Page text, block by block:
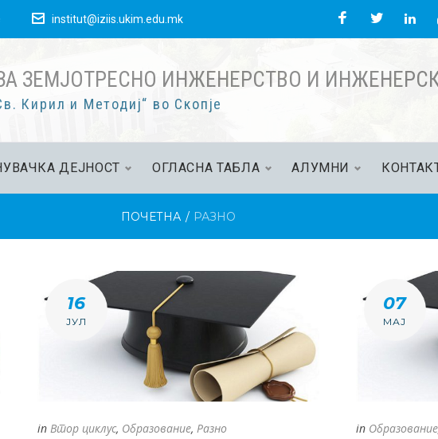
institut@iziis.ukim.edu.mk FacebookTwitter
ЗЕМЈОТРЕСНО ИНЖЕНЕРСТВО И
Кирил и Методиј“ во Скопје
ДЕЈНОСТ ОГЛАСНА ТАБЛА АЛУМНИ
ПОЧЕТНА / РАЗНО
16
ЈУЛ
in Втор циклус, Образование, Разно
07
МАЈ
in Образование